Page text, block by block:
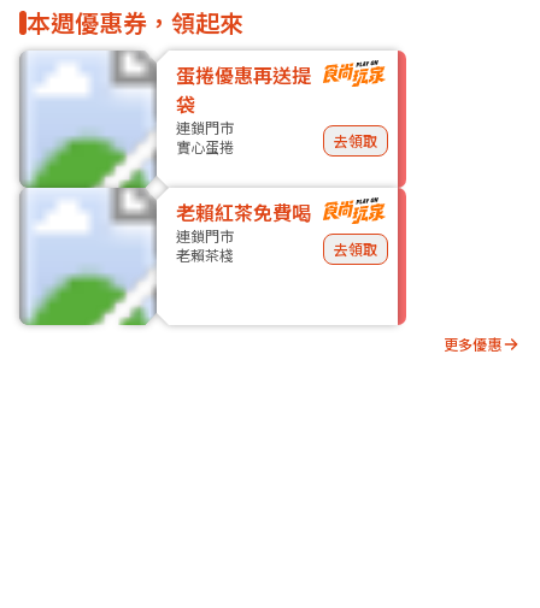
本週優惠券，領起來
蛋捲優惠再送提
袋
連鎖門市
實心蛋捲
去領取
老賴紅茶免費喝
連鎖門市
老賴茶棧
去領取
更多優惠